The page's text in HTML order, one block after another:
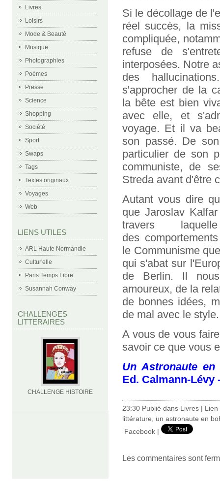
Livres
Loisirs
Mode & Beauté
Musique
Photographies
Poèmes
Presse
Science
Shopping
Société
Sport
Swaps
Tags
Textes originaux
Voyages
Web
LIENS UTILES
ARL Haute Normandie
Cultur'elle
Paris Temps Libre
Susannah Conway
CHALLENGES
LITTERAIRES
CHALLENGE HISTOIRE
Si le décollage de
réel succès, la
compliquée,
refuse de
interposées. Notre
des
s'approcher de la
la bête est bien
avec elle, et
voyage. Et il va
son passé. De
particulier de son
communiste, de
Streda avant d'être
Autant vous dire
que Jaroslav
travers
des
le Communisme
qui s'abat sur
de Berlin. Il
amoureux, de la
de bonnes idées,
de mal avec le style.
A vous de vous
savoir ce que vous
Un Astronaute en
Ed. Calmann-Lévy
23:30 Publié dans Livres | Lien
littérature
un astronaute en
Facebook |
Les commentaires sont